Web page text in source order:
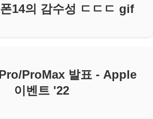
14의 감수성 ㄷㄷㄷ gif
ProMax 발표 - Apple
이벤트 '22